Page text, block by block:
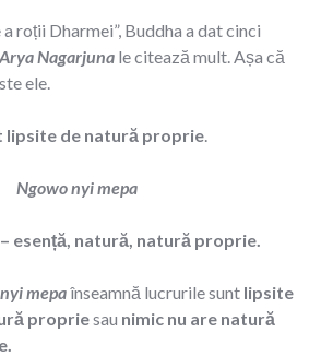
roții Dharmei”, Buddha a dat cinci
Arya Nagarjuna le citează mult. Așa că
ele.
de natură proprie.
Ngowo nyi mepa
– esență, natură, natură proprie.
mepaînseamnă lucrurile sunt lipsite
propriesau nimic nu are natură